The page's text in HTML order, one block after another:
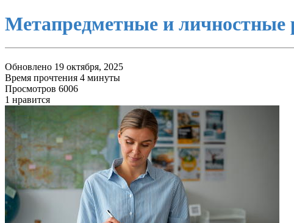
Метапредметные и
Обновлено 19 октября, 2025
Время прочтения 4 минуты
Просмотров 6006
1 нравится